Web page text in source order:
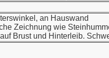
an Hauswand
Zeichnung wie
Brust und Hinterleib.